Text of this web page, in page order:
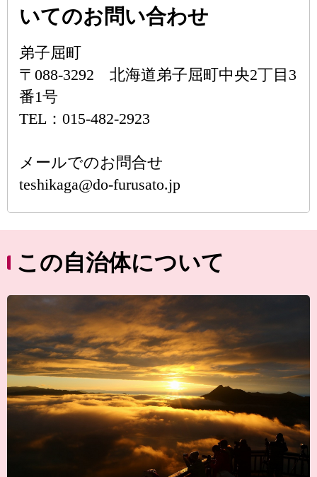
いてのお問い合わせ
弟子屈町
〒088-3292 北海道弟子屈町中央2丁目3
番1号
TEL：015-482-2923
メールでのお問合せ
teshikaga@do-furusato.jp
この自治体について